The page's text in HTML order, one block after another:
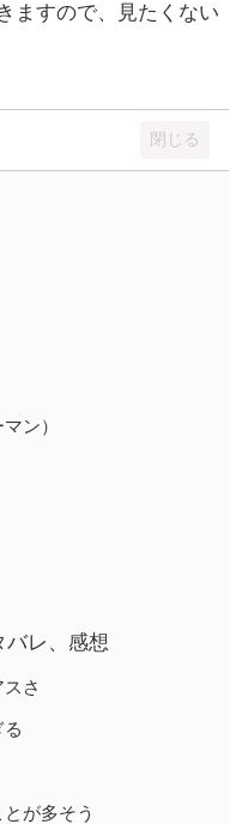
ますので、見たくない
ン）
バレ、感想
さ
が多そう